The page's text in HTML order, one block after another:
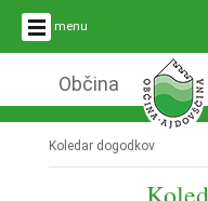
menu
Občina
Koledar dogodkov